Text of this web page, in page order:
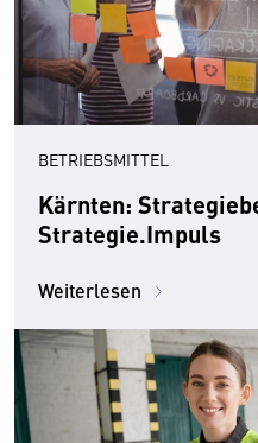
BETRIEBSMITTEL
Kärnten:
Strategie.Impuls
Weiterlesen